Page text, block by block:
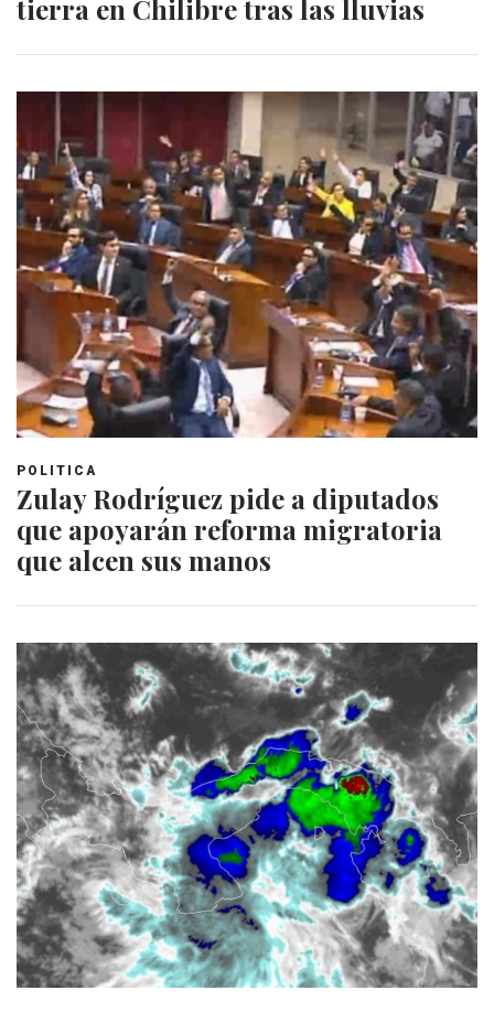
tierra en Chilibre tras las lluvias
POLITICA
Zulay Rodríguez pide a diputados
que apoyarán reforma migratoria
que alcen sus manos